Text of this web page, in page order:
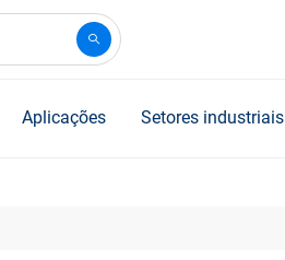
Aplicações Setores industriais